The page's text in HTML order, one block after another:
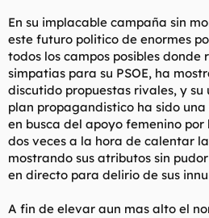
En su implacable campaña sin
este futuro politico de enormes
todos los campos posibles donde
simpatias para su PSOE, ha
discutido propuestas rivales, y
plan propagandistico ha sido
en busca del apoyo femenino
dos veces a la hora de calentar
mostrando sus atributos sin
en directo para delirio de sus
A fin de elevar aun mas alto el